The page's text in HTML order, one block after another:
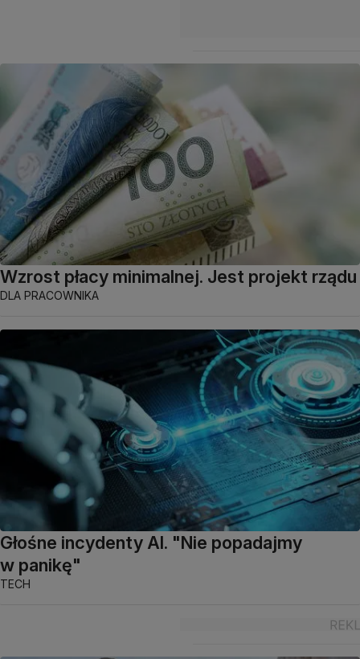
Wzrost płacy minimalnej. Jest projekt rządu
DLA PRACOWNIKA
Głośne incydenty AI. "Nie popadajmy
w panikę"
TECH